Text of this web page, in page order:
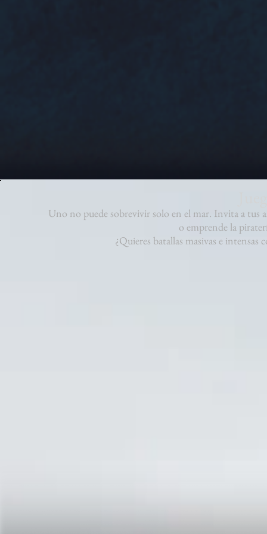
Uno no puede sobrevivir solo en el mar. Invita a tus
o emprende la
¿Quieres batallas masivas e